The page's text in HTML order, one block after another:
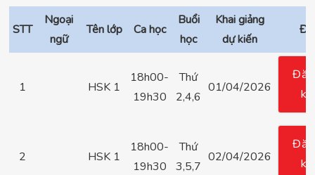
STT
Ngoại
ngữ
Tên lớp Ca học
Buổi
học
Khai giảng
dự kiến
1 HSK 1
18h00-
19h30
Thứ
2,4,6
01/04/2026
ký
2 HSK 1
18h00-
19h30
Thứ
3,5,7
02/04/2026
ký